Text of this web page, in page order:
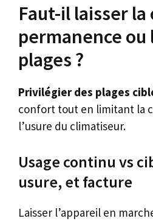
Faut-il laisser la
permanence ou
plages ?
Privilégier des plages
confort tout en limitant la
l’usure du climatiseur.
Usage continu vs
usure, et facture
Laisser l’appareil en